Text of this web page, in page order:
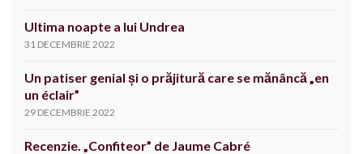
Ultima noapte a lui Undrea
31 DECEMBRIE 2022
Un patiser genial și o prăjitură care se mănâncă „en
un éclair”
29 DECEMBRIE 2022
Recenzie. „Confiteor” de Jaume Cabré